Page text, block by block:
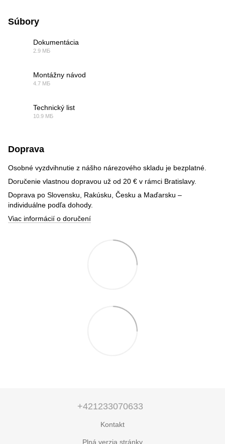
Súbory
Dokumentácia
2.9 МБ
Montážny návod
4.7 МБ
Technický list
10.9 МБ
Doprava
Osobné vyzdvihnutie z nášho nárezového skladu je bezplatné.
Doručenie vlastnou dopravou už od 20 € v rámci Bratislavy.
Doprava po Slovensku, Rakúsku, Česku a Maďarsku –
individuálne podľa dohody.
Viac informácií o doručení
+421233070633
Kontakt
Plná verzia stránky